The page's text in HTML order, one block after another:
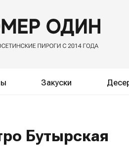
Закуски
Бутырская